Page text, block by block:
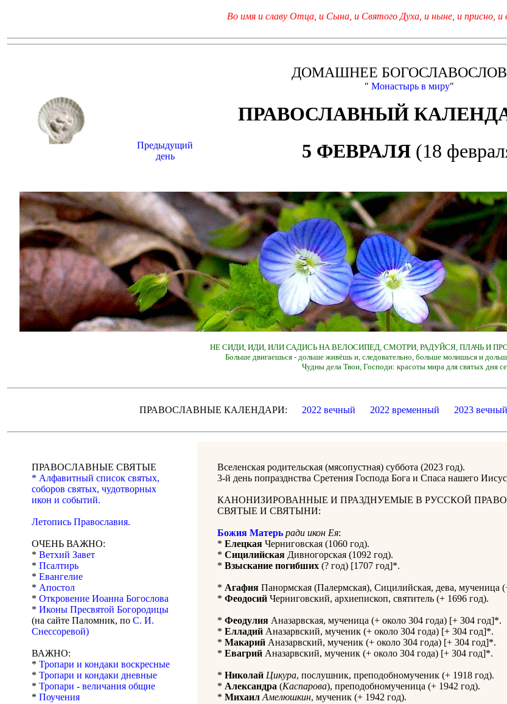
Во имя и славу Отца, и Сына, и Святого Духа, и ныне, и присно, и
ДОМАШНЕЕ
" Монастырь в миру"
ПРАВОСЛАВНЫЙ
Предыдущий
день
5 ФЕВРАЛЯ (18
НЕ СИДИ, ИДИ, ИЛИ САДИСЬ НА ВЕЛОСИПЕД, СМОТРИ, РАДУЙСЯ, ПЛАЧЬ И
Больше двигаешься - дольше живёшь и, следовательно, больше молишься и
Чудны дела Твои, Господи: красоты мира для святых дня
ПРАВОСЛАВНЫЕ КАЛЕНДАРИ: 2022 вечный 2022 временный 2023 вечный
ПРАВОСЛАВНЫЕ СВЯТЫЕ
* Алфавитный список святых,
соборов святых, чудотворных
икон и событий.
Летопись Православия.
ОЧЕНЬ ВАЖНО:
* Ветхий Завет
* Псалтирь
* Евангелие
* Апостол
* Откровение Иоанна Богослова
* Иконы Пресвятой Богородицы
(на сайте Паломник, по С. И.
Снессоревой)
ВАЖНО:
* Тропари и кондаки воскресные
* Тропари и кондаки дневные
* Тропари - величания общие
* Поучения
Вселенская родительская (мясопустная) суббота (2023 год).
3-й день попразднства Сретения Господа Бога и Спаса нашего
КАНОНИЗИРОВАННЫЕ И ПРАЗДНУЕМЫЕ В РУССКОЙ
СВЯТЫЕ И СВЯТЫНИ:
Божия Матерь ради икон Ея:
* Елецкая Черниговская (1060 год).
* Сицилийская Дивногорская (1092 год).
* Взыскание погибших (? год) [1707 год]*.
* Агафия Панормская (Палермская), Сицилийская, дева, мученица
* Феодосий Черниговский, архиепископ, святитель (+ 1696 год).
* Феодулия Аназарвская, мученица (+ около 304 года) [+ 304 год]*.
* Елладий Аназарвский, мученик (+ около 304 года) [+ 304 год]*.
* Макарий Аназарвский, мученик (+ около 304 года) [+ 304 год]*.
* Евагрий Аназарвский, мученик (+ около 304 года) [+ 304 год]*.
* Николай Цикура, послушник, преподобномученик (+ 1918 год).
* Александра (Каспарова), преподобномученица (+ 1942 год).
* Михаил Амелюшкин, мученик (+ 1942 год).